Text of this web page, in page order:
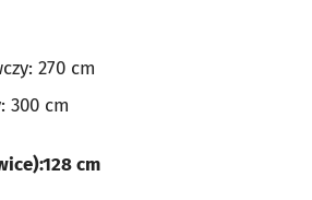
270 cm
300 cm
cm